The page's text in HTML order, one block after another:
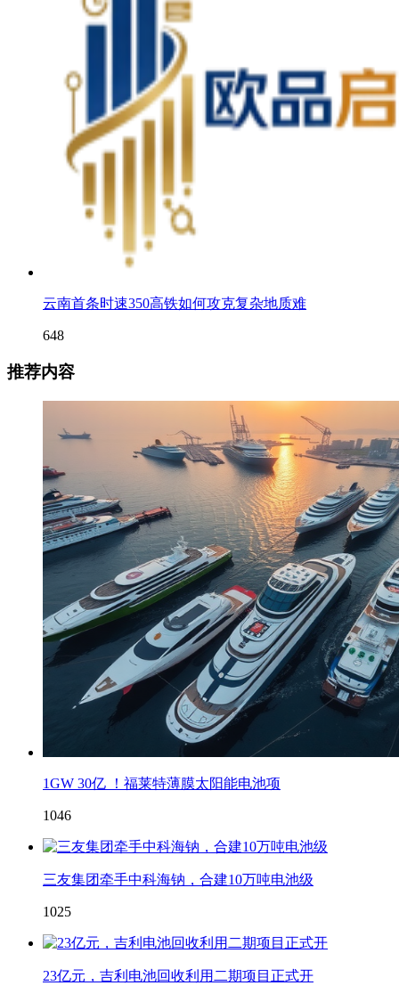
云南首条时速350高铁如何攻克复杂地质难
648
推荐内容
1GW 30亿 ！福莱特薄膜太阳能电池项
1046
三友集团牵手中科海钠，合建10万吨电池级
1025
23亿元，吉利电池回收利用二期项目正式开